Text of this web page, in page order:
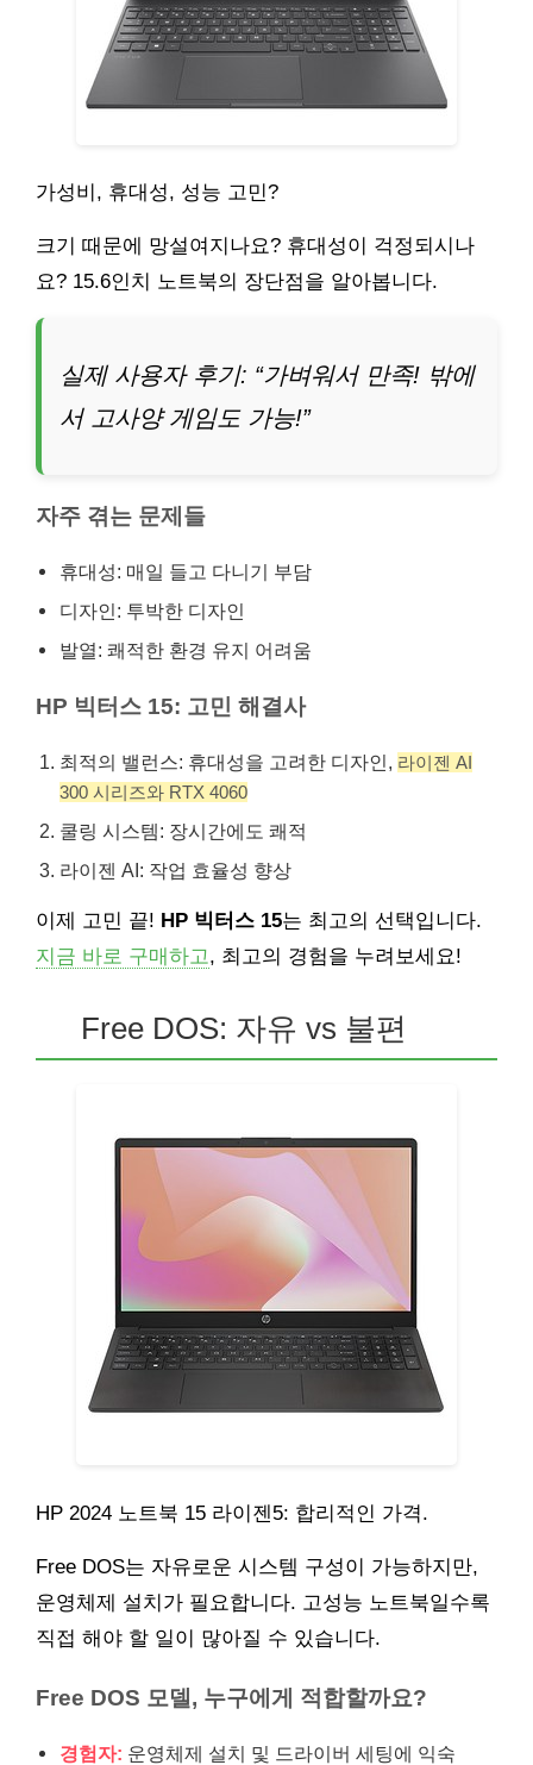
가성비, 휴대성, 성능 고민?
크기 때문에 망설여지나요? 휴대성이 걱정되시나
요? 15.6인치 노트북의 장단점을 알아봅니다.
실제 사용자 후기: “가벼워서 만족! 밖에
서 고사양 게임도 가능!”
자주 겪는 문제들
휴대성: 매일 들고 다니기 부담
디자인: 투박한 디자인
발열: 쾌적한 환경 유지 어려움
HP 빅터스 15: 고민 해결사
최적의 밸런스: 휴대성을 고려한 디자인, 라이젠 AI
300 시리즈와 RTX 4060
쿨링 시스템: 장시간에도 쾌적
라이젠 AI: 작업 효율성 향상
이제 고민 끝! HP 빅터스 15는 최고의 선택입니다.
지금 바로 구매하고, 최고의 경험을 누려보세요!
Free DOS: 자유 vs 불편
HP 2024 노트북 15 라이젠5: 합리적인 가격.
Free DOS는 자유로운 시스템 구성이 가능하지만,
운영체제 설치가 필요합니다. 고성능 노트북일수록
직접 해야 할 일이 많아질 수 있습니다.
Free DOS 모델, 누구에게 적합할까요?
경험자: 운영체제 설치 및 드라이버 세팅에 익숙